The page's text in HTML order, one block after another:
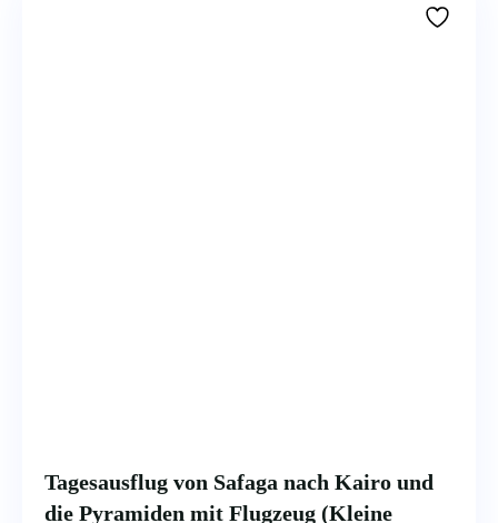
Tagesausflug von Safaga nach Kairo und
die Pyramiden mit Flugzeug (Kleine